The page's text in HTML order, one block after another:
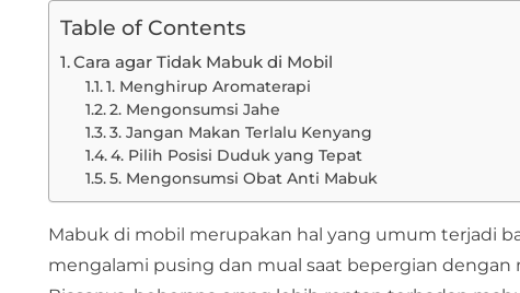
Table of Contents
Cara agar Tidak Mabuk di Mobil
1. Menghirup Aromaterapi
2. Mengonsumsi Jahe
3. Jangan Makan Terlalu Kenyang
4. Pilih Posisi Duduk yang Tepat
5. Mengonsumsi Obat Anti Mabuk
Mabuk di mobil merupakan hal yang umum terjadi
mengalami pusing dan mual saat bepergian dengan